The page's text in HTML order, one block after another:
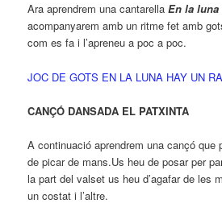
Ara aprendrem una cantarellaEn la
acompanyarem amb un ritme fet amb
com es fa i l’apreneu a poc a poc.
JOC DE GOTS EN LA LUNA HAY UN
CANÇÓ DANSADA EL PATXINTA
A continuació aprendrem una cançó que
de picar de mans.Us heu de posar per
la part del valset us heu d’agafar de les
un costat i l’altre.